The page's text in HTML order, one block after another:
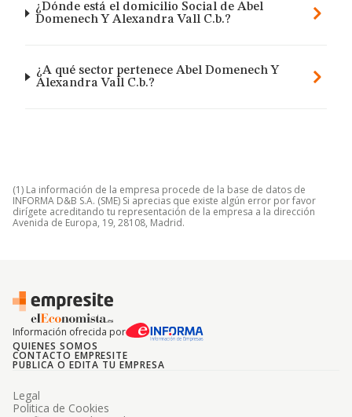
¿Dónde está el domicilio Social de Abel
Domenech Y Alexandra Vall C.b.?
¿A qué sector pertenece Abel Domenech Y
Alexandra Vall C.b.?
(1) La información de la empresa procede de la base de datos de
INFORMA D&B S.A. (SME) Si aprecias que existe algún error por favor
dirígete acreditando tu representación de la empresa a la dirección
Avenida de Europa, 19, 28108, Madrid.
Información ofrecida por
QUIENES SOMOS
CONTACTO EMPRESITE
PUBLICA O EDITA TU EMPRESA
Legal
Politica de Cookies